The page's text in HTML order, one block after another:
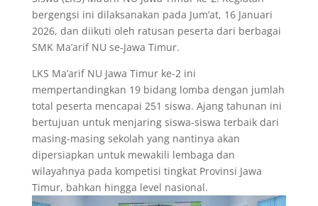
bergengsi ini dilaksanakan pada Jum’at, 16 Januari
2026, dan diikuti oleh ratusan peserta dari berbagai
SMK Ma’arif NU se-Jawa Timur.
LKS Ma’arif NU Jawa Timur ke-2 ini
mempertandingkan 19 bidang lomba dengan jumlah
total peserta mencapai 251 siswa. Ajang tahunan ini
bertujuan untuk menjaring siswa-siswa terbaik dari
masing-masing sekolah yang nantinya akan
dipersiapkan untuk mewakili lembaga dan
wilayahnya pada kompetisi tingkat Provinsi Jawa
Timur, bahkan hingga level nasional.